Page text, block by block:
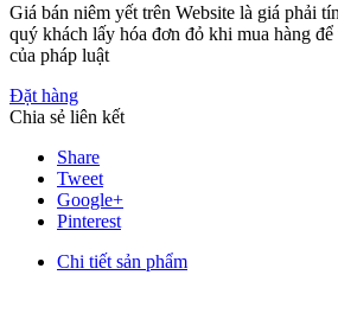
Giá bán niêm yết trên Website là giá phải
quý khách lấy hóa đơn đỏ khi mua hàng
của pháp luật
Đặt hàng
Chia sẻ liên kết
Share
Tweet
Google+
Pinterest
Chi tiết sản phẩm